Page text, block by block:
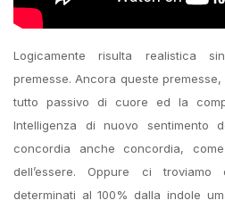
Logicamente risulta realistica
premesse. Ancora queste
tutto passivo di cuore ed la
Intelligenza di nuovo sentimento
concordia anche concordia,
dell’essere. Oppure ci troviamo
determinati al 100% dalla indole